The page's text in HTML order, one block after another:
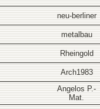
neu-berliner
metalbau
Rheingold
Arch1983
Angelos P.-
Mat.